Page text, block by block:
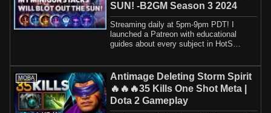
SUN! -B2GM Season 3 2024
Streaming daily at 5pm-9pm PDT! I
launched a Patreon with educational
guides about every subject in HotS
MOBA
Antimage Deleting Storm Spirit
🔥🔥🔥35 Kills One Shot Meta |
Dota 2 Gameplay